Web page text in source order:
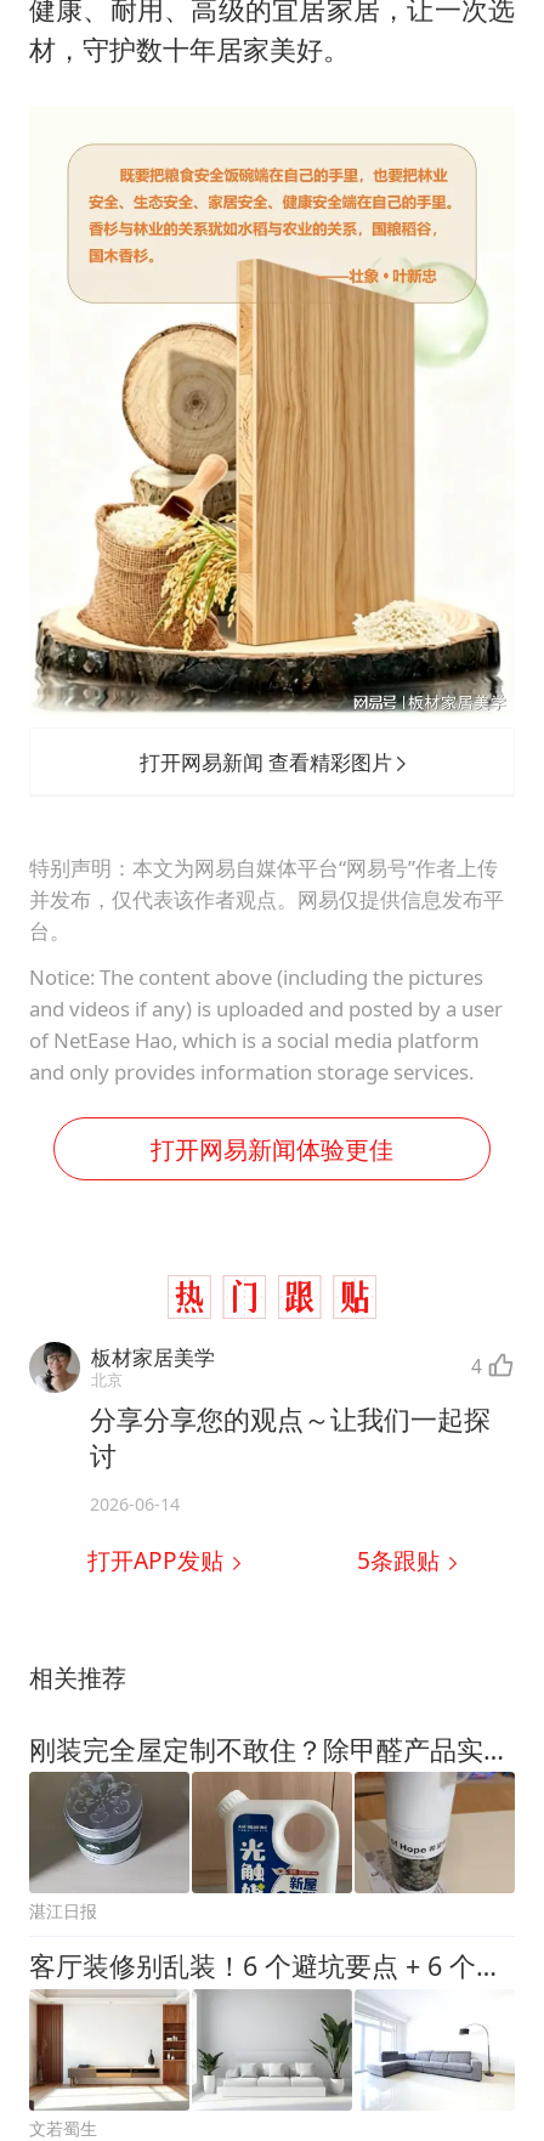
健康、耐用、高级的宜居家居，让一次选
材，守护数十年居家美好。
打开网易新闻 查看精彩图片
特别声明：本文为网易自媒体平台“网易号”作者上传
并发布，仅代表该作者观点。网易仅提供信息发布平
台。
Notice: The content above (including the pictures
and videos if any) is uploaded and posted by a user
of NetEase Hao, which is a social media platform
and only provides information storage services.
打开网易新闻体验更佳
板材家居美学
北京 4
分享分享您的观点～让我们一起探
讨
2026-06-14
打开APP发贴 5条跟贴
相关推荐
刚装完全屋定制不敢住？除甲醛产品实测排名，搞定板材深层甲醛不反弹
湛江日报
客厅装修别乱装！6 个避坑要点 + 6 个显大秘诀，装完通透又敞亮
文若蜀生